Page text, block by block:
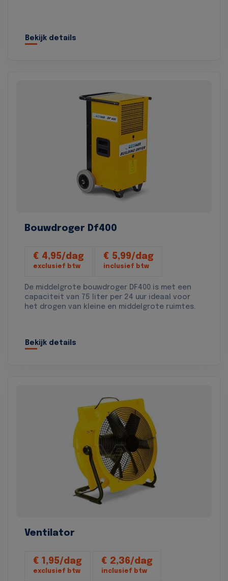
Bekijk details
Bouwdroger Df400
€ 4,95/dag
exclusief btw
€ 5,99/dag
inclusief btw
De middelgrote bouwdroger DF400 is met een
capaciteit van 75 liter per 24 uur ideaal voor
het drogen van kleine en middelgrote ruimtes.
Bekijk details
Ventilator
€ 1,95/dag
exclusief btw
€ 2,36/dag
inclusief btw